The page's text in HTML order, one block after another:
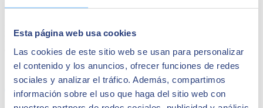
Esta página web usa cookies
Las cookies de este sitio web se usan para personalizar
el contenido y los anuncios, ofrecer funciones de redes
sociales y analizar el tráfico. Además, compartimos
información sobre el uso que haga del sitio web con
módulo de metaetiqueta.
Edita las configuraciones globales en /admin/config/search/metatags.
Para agregar las metaetiquetas a la vista, accede a la pantalla de
edición de vistas y haz clic en el enlace de las metaetiquetas.
Share